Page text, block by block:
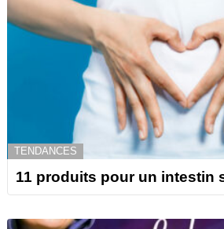
TENDANCES
11 produits pour un intestin